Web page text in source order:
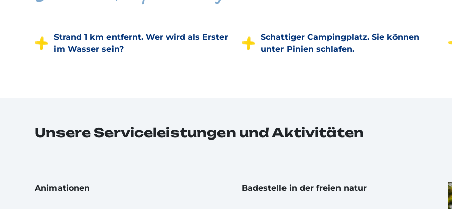
Strand 1 km entfernt. Wer wird als Erster
im Wasser sein?
Schattiger Campingplatz. Sie können
unter Pinien schlafen.
Unsere Serviceleistungen und Aktivitäten
Animationen Badestelle in der freien natur